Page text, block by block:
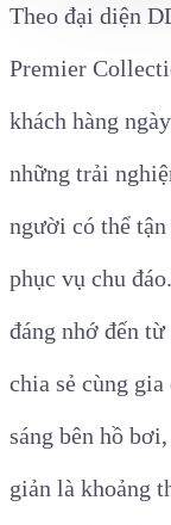
Theo đại diện
Premier
khách hàng
những trải
người có thể
phục vụ chu
đáng nhớ đến
chia sẻ cùng
sáng bên hồ
giản là khoảng